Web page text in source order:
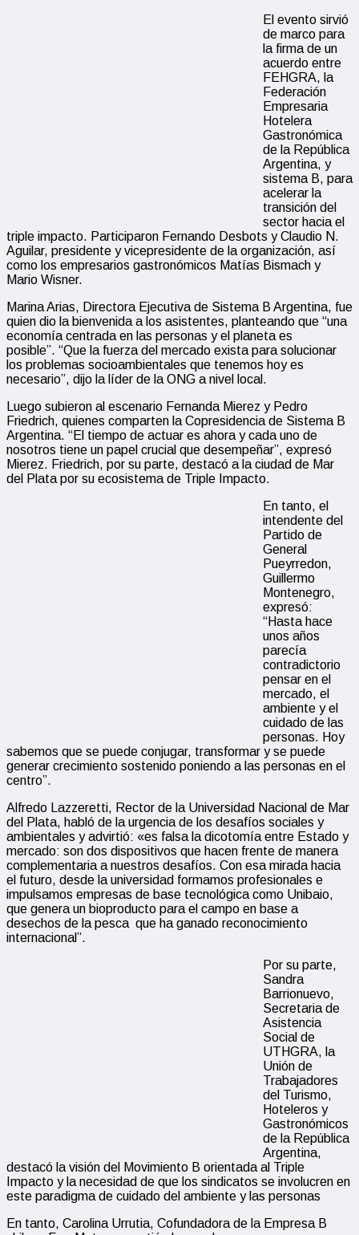
El evento sirvió
de marco para
la firma de un
acuerdo entre
FEHGRA, la
Federación
Empresaria
Hotelera
Gastronómica
de la República
Argentina, y
sistema B, para
acelerar la
transición del
sector hacia el
triple impacto. Participaron Fernando Desbots y Claudio N.
Aguilar, presidente y vicepresidente de la organización, así
como los empresarios gastronómicos Matías Bismach y
Mario Wisner.
Marina Arias, Directora Ejecutiva de Sistema B Argentina, fue
quien dio la bienvenida a los asistentes, planteando que “una
economía centrada en las personas y el planeta es
posible”. “Que la fuerza del mercado exista para solucionar
los problemas socioambientales que tenemos hoy es
necesario”, dijo la líder de la ONG a nivel local.
Luego subieron al escenario Fernanda Mierez y Pedro
Friedrich, quienes comparten la Copresidencia de Sistema B
Argentina. “El tiempo de actuar es ahora y cada uno de
nosotros tiene un papel crucial que desempeñar”, expresó
Mierez. Friedrich, por su parte, destacó a la ciudad de Mar
del Plata por su ecosistema de Triple Impacto.
En tanto, el
intendente del
Partido de
General
Pueyrredon,
Guillermo
Montenegro,
expresó:
“Hasta hace
unos años
parecía
contradictorio
pensar en el
mercado, el
ambiente y el
cuidado de las
personas. Hoy
sabemos que se puede conjugar, transformar y se puede
generar crecimiento sostenido poniendo a las personas en el
centro”.
Alfredo Lazzeretti, Rector de la Universidad Nacional de Mar
del Plata, habló de la urgencia de los desafíos sociales y
ambientales y advirtió: «es falsa la dicotomía entre Estado y
mercado: son dos dispositivos que hacen frente de manera
complementaria a nuestros desafíos. Con esa mirada hacia
el futuro, desde la universidad formamos profesionales e
impulsamos empresas de base tecnológica como Unibaio,
que genera un bioproducto para el campo en base a
desechos de la pesca que ha ganado reconocimiento
internacional”.
Por su parte,
Sandra
Barrionuevo,
Secretaria de
Asistencia
Social de
UTHGRA, la
Unión de
Trabajadores
del Turismo,
Hoteleros y
Gastronómicos
de la República
Argentina,
destacó la visión del Movimiento B orientada al Triple
Impacto y la necesidad de que los sindicatos se involucren en
este paradigma de cuidado del ambiente y las personas
En tanto, Carolina Urrutia, Cofundadora de la Empresa B